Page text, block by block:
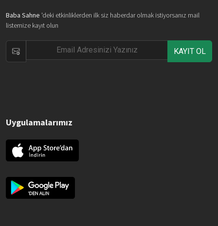
Baba Sahne 'deki etkinliklerden ilk siz haberdar olmak istiyorsanız mail
listemize kayıt olun
KAYIT OL
Uygulamalarımız